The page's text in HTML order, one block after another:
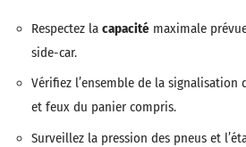
Respectez la capacité maximale
side-car.
Vérifiez l’ensemble de la
et feux du panier compris.
Surveillez la pression des pneus et